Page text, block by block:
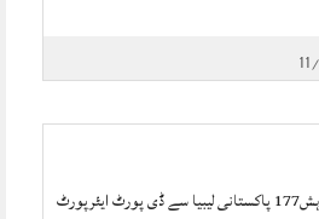
ڈنکی سے یورپ جانے کی خواہش177 پاکستانی لیبیا سے ڈی پورٹ ایئرپورٹ